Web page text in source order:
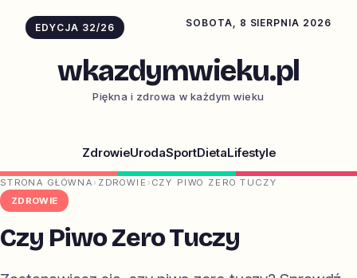
EDYCJA 32/26 SOBOTA, 8 SIERPNIA 2026
wkazdymwieku.pl
Piękna i zdrowa w każdym wieku
ZdrowieUrodaSportDietaLifestyle
STRONA GŁÓWNA › ZDROWIE › CZY PIWO ZERO TUCZY
ZDROWIE
Czy Piwo Zero Tuczy